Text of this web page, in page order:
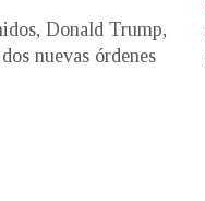
Donald Trump,
nuevas órdenes